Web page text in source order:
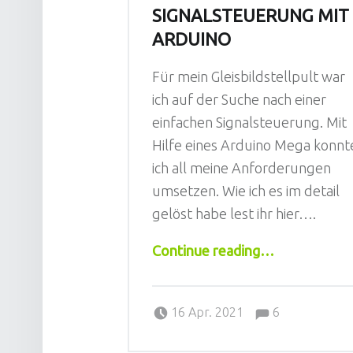
SIGNALSTEUERUNG MIT
ARDUINO
Für mein Gleisbildstellpult war
ich auf der Suche nach einer
einfachen Signalsteuerung. Mit
Hilfe eines Arduino Mega
ich all meine Anforderungen
umsetzen. Wie ich es im detail
gelöst habe lest ihr hier….
Continue reading…
16 Apr. 2021
Sebastian Comments:6